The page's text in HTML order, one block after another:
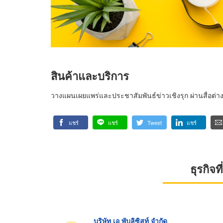
สินค้าและบริการ
วางแผนเผยแพร่และประชาสัมพันธ์ข่าวเชิงรุก ผ่านสื่อต่
แชร์ แชร์ Tweet แชร์
ธุรกิจ
บริษัท เอ พับลิซิสท์ จำกัด